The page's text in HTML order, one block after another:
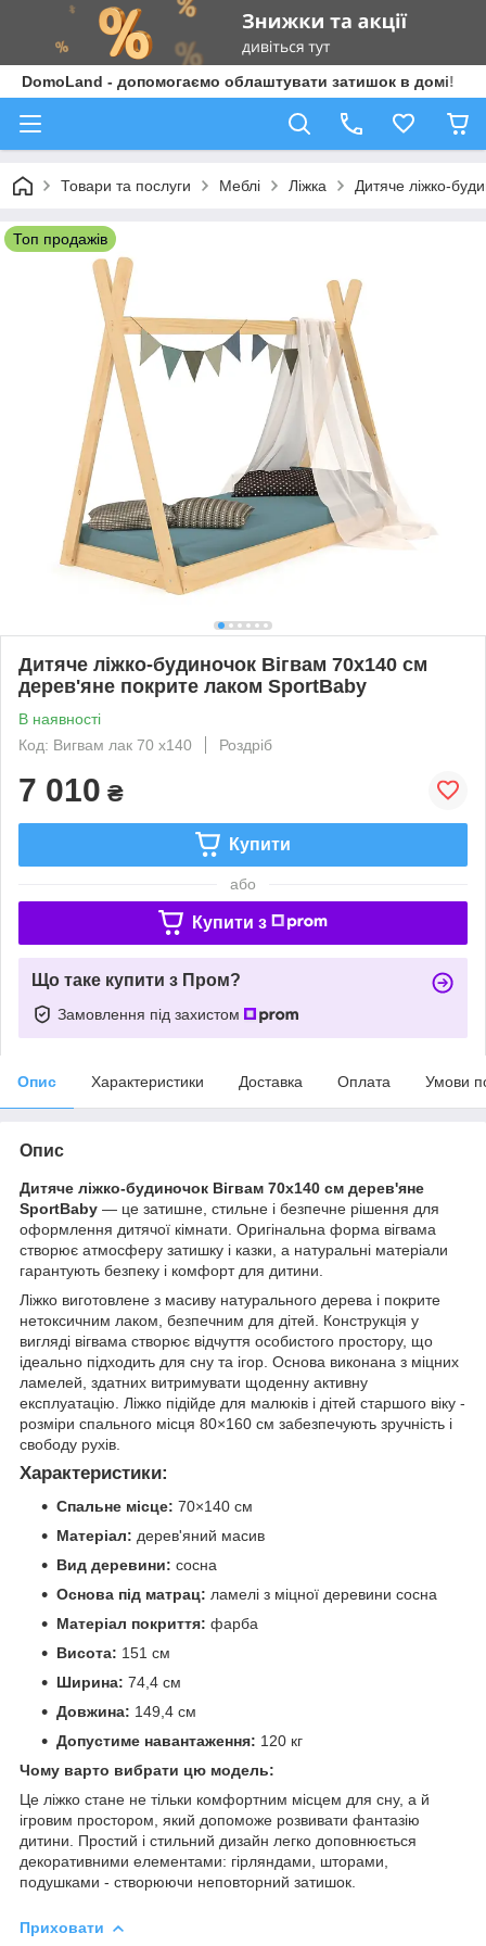
DomoLand - допомогаємо облаштувати затишок в домі!
Товари та послуги Меблі Ліжка Дитяче ліжко-
Топ продажів
Дитяче ліжко-будиночок Вігвам 70x140 см
дерев'яне покрите лаком SportBaby
В наявності
Код: Вигвам лак 70 х140
Роздріб
7 010 ₴
Купити
або
Купити з
Що таке купити з Пром?
Замовлення під захистом
Опис Характеристики Доставка Оплата Умови
Опис
Дитяче ліжко-будиночок Вігвам 70x140 см дерев'яне
SportBaby — це затишне, стильне і безпечне рішення для
оформлення дитячої кімнати. Оригінальна форма вігвама
створює атмосферу затишку і казки, а натуральні матеріали
гарантують безпеку і комфорт для дитини.
Ліжко виготовлене з масиву натурального дерева і покрите
нетоксичним лаком, безпечним для дітей. Конструкція у
вигляді вігвама створює відчуття особистого простору, що
ідеально підходить для сну та ігор. Основа виконана з міцних
ламелей, здатних витримувати щоденну активну
експлуатацію. Ліжко підійде для малюків і дітей старшого віку -
розміри спального місця 80×160 см забезпечують зручність і
свободу рухів.
Характеристики:
Спальне місце: 70×140 см
Матеріал: дерев'яний масив
Вид деревини: сосна
Основа під матрац: ламелі з міцної деревини сосна
Матеріал покриття: фарба
Висота: 151 см
Ширина: 74,4 см
Довжина: 149,4 см
Допустиме навантаження: 120 кг
Чому варто вибрати цю модель:
Це ліжко стане не тільки комфортним місцем для сну, а й
ігровим простором, який допоможе розвивати фантазію
дитини. Простий і стильний дизайн легко доповнюється
декоративними елементами: гірляндами, шторами,
подушками - створюючи неповторний затишок.
Приховати